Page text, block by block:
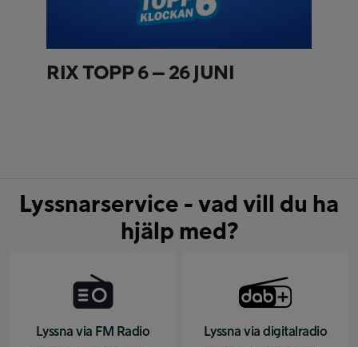
RIX TOPP 6 – 26 JUNI
Lyssnarservice - vad vill du ha
hjälp med?
Lyssna via FM Radio Lyssna via digitalradio